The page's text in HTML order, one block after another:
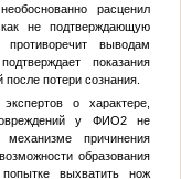
расценил
не подтверждающую
выводам
показания
потери сознания.
о характере,
у ФИО2не
причинения
образования
выхватить нож